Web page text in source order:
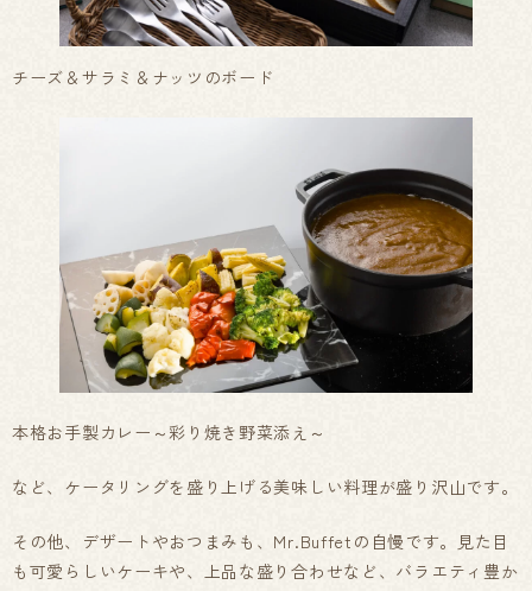
チーズ＆サラミ＆ナッツのボード
本格お手製カレー～彩り焼き野菜添え～
など、ケータリングを盛り上げる美味しい料理が盛り沢山です。
その他、デザートやおつまみも、Mr.Buffetの自慢です。見た目
も可愛らしいケーキや、上品な盛り合わせなど、バラエティ豊か